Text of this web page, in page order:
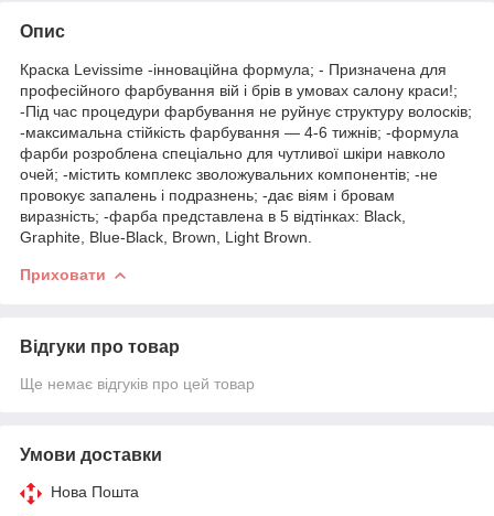
Опис
Краска Levissime -інноваційна формула; - Призначена для
професійного фарбування вій і брів в умовах салону краси!;
-Під час процедури фарбування не руйнує структуру волосків;
-максимальна стійкість фарбування — 4-6 тижнів; -формула
фарби розроблена спеціально для чутливої шкіри навколо
очей; -містить комплекс зволожувальних компонентів; -не
провокує запалень і подразнень; -дає віям і бровам
виразність; -фарба представлена в 5 відтінках: Black,
Graphite, Blue-Black, Brown, Light Brown.
Приховати
Відгуки про товар
Ще немає відгуків про цей товар
Умови доставки
Нова Пошта